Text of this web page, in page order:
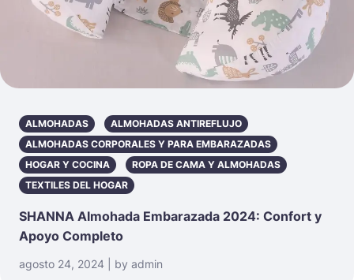
ALMOHADAS
ALMOHADAS ANTIREFLUJO
ALMOHADAS CORPORALES Y PARA EMBARAZADAS
HOGAR Y COCINA
ROPA DE CAMA Y ALMOHADAS
TEXTILES DEL HOGAR
SHANNA Almohada Embarazada 2024: Confort y
Apoyo Completo
agosto 24, 2024 | by admin